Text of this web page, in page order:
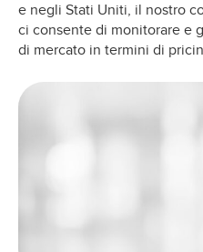
e negli Stati Uniti, il nostro
ci consente di monitorare e
di mercato in termini di